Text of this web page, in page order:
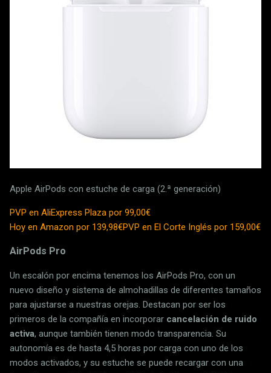
Apple AirPods con estuche de carga (2.ª generación)
PVP en AliExpress Plaza por 99,00€
Hoy en Amazon por 139,98€PVP en El Corte Inglés por 159,00€
AirPods Pro
Un escalón por encima tenemos los AirPods Pro, con un
nuevo diseño y sistema de almohadillas de diferentes tamaños
para ajustarse a nuestras orejas. Destacan por ser los
primeros de la compañía en incorporar cancelación de ruido
activa, aunque también tienen modo transparencia. Su
autonomía es de hasta 4,5 horas por carga con uno de los
modos activados, y su estuche se puede recargar con una